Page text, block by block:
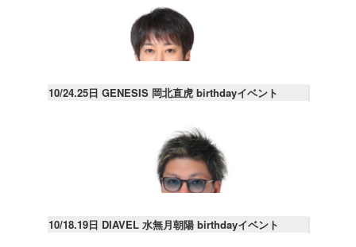
10/24.25日 GENESIS 岡北直虎 birthdayイベント
10/18.19日 DIAVEL 水無月朝陽 birthdayイベント